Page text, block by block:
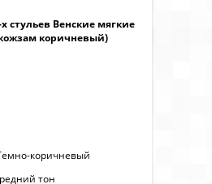
стульев Венские мягкие
коричневый)
коричневый
тон